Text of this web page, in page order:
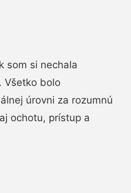
som si nechala
Všetko bolo
úrovni za rozumnú
ochotu, prístup a